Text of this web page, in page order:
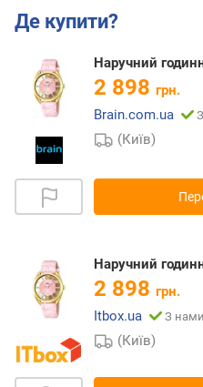
Де купити?
Наручний
2 898 грн.
Brain.com.ua
(Київ)
Наручний
2 898 грн.
Itbox.ua
З нами
(Київ)